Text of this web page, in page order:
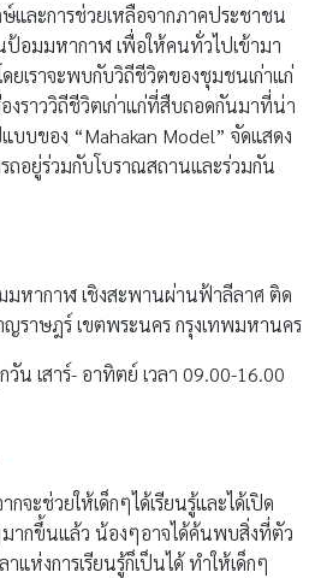
และการช่วยเหลือจากภาคประชาชน
มมหากาฬ เพื่อให้คนทั่วไปเข้ามา
เราจะพบกับวิถีชีวิตของชุมชนเก่าแก่
งราววิถีชีวิตเก่าแก่ที่สืบถอดกันมาที่น่า
แบบของ “Mahakan Model” จัดแสดง
อยู่ร่วมกับโบราณสถานและร่วมกัน
มหากาฬ เชิงสะพานผ่านฟ้าลีลาศ ติด
ราษฎร์ เขตพระนคร กรุงเทพมหานคร
วัน เสาร์- อาทิตย์ เวลา 09.00-16.00
จะช่วยให้เด็กๆได้เรียนรู้และได้เปิด
ากขึ้นแล้ว น้องๆอาจได้ค้นพบสิ่งที่ตัว
าแห่งการเรียนรู้ก็เป็นได้ ทำให้เด็กๆ